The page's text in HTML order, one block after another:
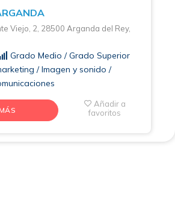
Viejo, 2, 28500 Arganda del Rey,
Grado Medio / Grado Superior
/ Imagen y sonido /
Añadir a
favoritos